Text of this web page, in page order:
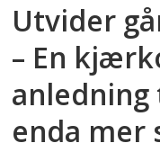
Utvider
– En
anledning
enda mer